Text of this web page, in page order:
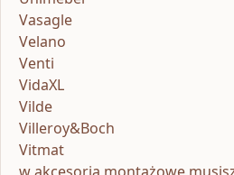
Vasagle
Velano
Venti
VidaXL
Vilde
Villeroy&Boch
Vitmat